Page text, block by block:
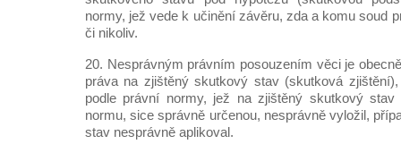
normy, jež vede k učinění závěru, zda a komu soud
či nikoliv.
20. Nesprávným právním posouzením věci je
práva na zjištěný skutkový stav (skutková
podle právní normy, jež na zjištěný skutkový stav
normu, sice správně určenou, nesprávně vyložil,
stav nesprávně aplikoval.